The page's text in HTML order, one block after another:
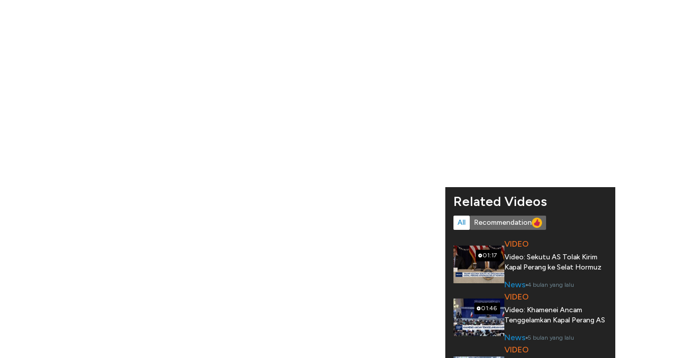
Related Videos
All Recommendation
01:17
VIDEO
Video: Sekutu AS Tolak Kirim
Kapal Perang ke Selat Hormuz
News 4 bulan yang lalu
01:46
VIDEO
Video: Khamenei Ancam
Tenggelamkan Kapal Perang AS
News 5 bulan yang lalu
VIDEO